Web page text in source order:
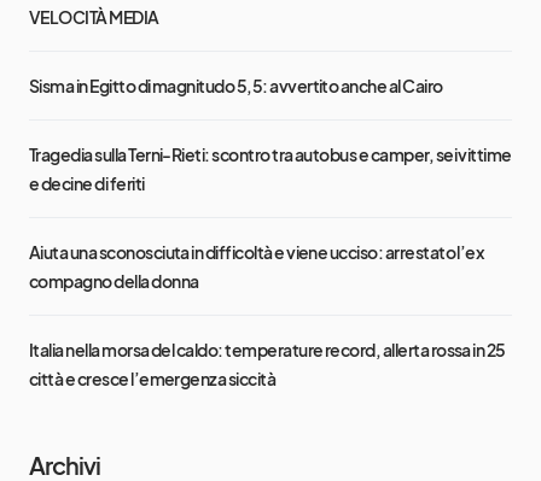
VELOCITÀ MEDIA
Sisma in Egitto di magnitudo 5,5: avvertito anche al Cairo
Tragedia sulla Terni-Rieti: scontro tra autobus e camper, sei vittime
e decine di feriti
Aiuta una sconosciuta in difficoltà e viene ucciso: arrestato l’ex
compagno della donna
Italia nella morsa del caldo: temperature record, allerta rossa in 25
città e cresce l’emergenza siccità
Archivi